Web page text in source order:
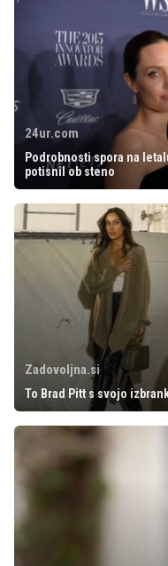
24ur.com
Podrobnosti spora na
potisnil ob steno
Zadovoljna.si
To Brad Pitt s svojo